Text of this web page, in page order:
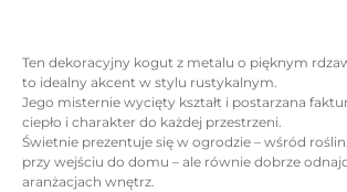
Ten dekoracyjny kogut z metalu o pięknym
to idealny akcent w stylu rustykalnym.
Jego misternie wycięty kształt i postarzana
ciepło i charakter do każdej przestrzeni.
Świetnie prezentuje się w ogrodzie – wśród
przy wejściu do domu – ale równie dobrze
aranżacjach wnętrz.